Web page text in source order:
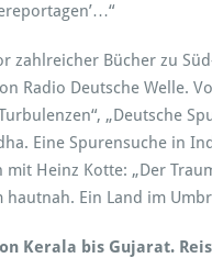
zahlreicher Bücher zu
Radio Deutsche Welle.
„Deutsche
Eine Spurensuche in
Heinz Kotte: „Der
hautnah. Ein Land im
Kerala bis Gujarat.